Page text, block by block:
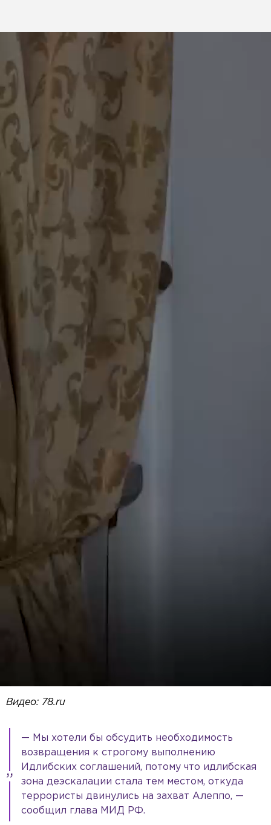
Видео: 78.ru
— Мы хотели бы обсудить необходимость
возвращения к строгому выполнению
Идлибских соглашений, потому что идлибская
зона деэскалации стала тем местом, откуда
террористы двинулись на захват Алеппо, —
сообщил глава МИД РФ.